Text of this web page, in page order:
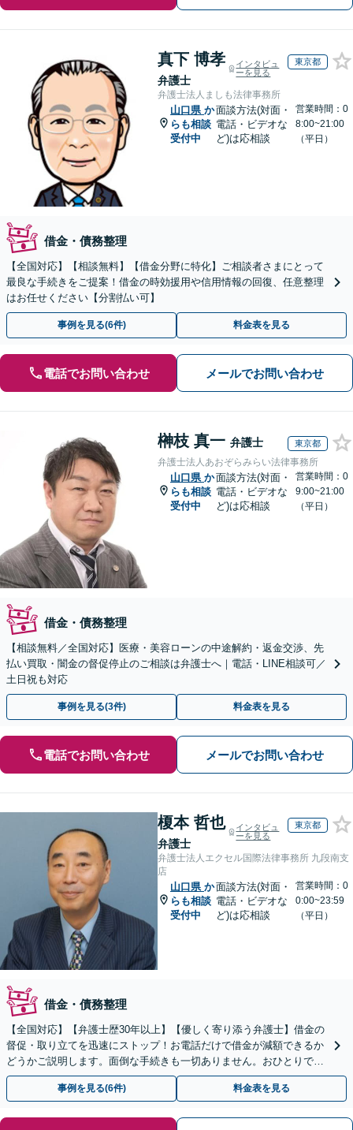
真下 博孝
弁護士
インタビュ
ーを見る
東京都
弁護士法人ましも法律事務所
山口県 か
らも相談
受付中
面談方法(対面・
電話・ビデオな
ど)は応相談
営業時間：0
8:00~21:00
（平日）
借金・債務整理
【全国対応】【相談無料】【借金分野に特化】ご相談者さまにとって
最良な手続きをご提案！借金の時効援用や信用情報の回復、任意整理
はお任せください【分割払い可】
事例を見る(6件) 料金表を見る
電話でお問い合わせ メールでお問い合わせ
榊枝 真一 弁護士 東京都
弁護士法人あおぞらみらい法律事務所
山口県 か
らも相談
受付中
面談方法(対面・
電話・ビデオな
ど)は応相談
営業時間：0
9:00~21:00
（平日）
借金・債務整理
【相談無料／全国対応】医療・美容ローンの中途解約・返金交渉、先
払い買取・闇金の督促停止のご相談は弁護士へ｜電話・LINE相談可／
土日祝も対応
事例を見る(3件) 料金表を見る
電話でお問い合わせ メールでお問い合わせ
榎本 哲也
弁護士
インタビュ
ーを見る
東京都
弁護士法人エクセル国際法律事務所 九段南支
店
山口県 か
らも相談
受付中
面談方法(対面・
電話・ビデオな
ど)は応相談
営業時間：0
0:00~23:59
（平日）
借金・債務整理
【全国対応】【弁護士歴30年以上】【優しく寄り添う弁護士】借金の
督促・取り立てを迅速にストップ！お電話だけで借金が減額できるか
どうかご説明します。面倒な手続きも一切ありません。おひとりで悩
まず、お気軽にご相談ください。【電話相談可】
事例を見る(6件) 料金表を見る